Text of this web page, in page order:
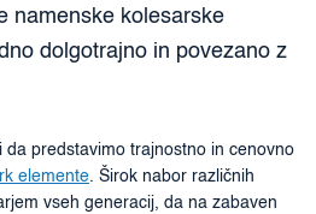
namenske kolesarske
dolgotrajno in povezano z
da predstavimo trajnostno in cenovno
elemente. Širok nabor različnih
vseh generacij, da na zabaven